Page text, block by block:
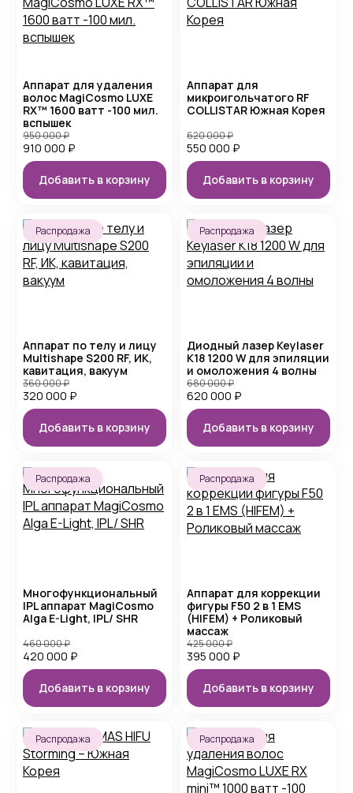
Аппарат для удаления
волос MagiCosmo LUXE
RX™ 1600 ватт -100 мил.
вспышек
910 000 ₽
950 000₽
Добавить в корзину
Аппарат для
микроигольчатого RF
COLLISTAR Южная Корея
550 000 ₽
620 000₽
Добавить в корзину
Распродажа
Аппарат по телу и лицу
Multishape S200 RF, ИК,
кавитация, вакуум
320 000 ₽
360 000₽
Добавить в корзину
Распродажа
Диодный лазер Keylaser
K18 1200 W для эпиляции
и омоложения 4 волны
620 000 ₽
680 000₽
Добавить в корзину
Распродажа
Многофункциональный
IPL аппарат MagiCosmo
Alga E-Light, IPL/ SHR
420 000 ₽
460 000₽
Добавить в корзину
Распродажа
Аппарат для коррекции
фигуры F50 2 в 1 EMS
(HIFEM) + Роликовый
массаж
395 000 ₽
425 000₽
Добавить в корзину
Распродажа Распродажа